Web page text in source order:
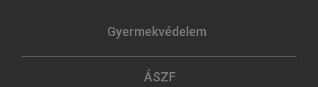
Gyermekvédelem
ÁSZF